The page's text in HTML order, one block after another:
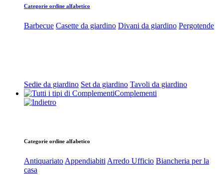
Categorie ordine alfabetico
Barbecue Casette da giardino Divani da giardino Pergotende
Sedie da giardino Set da giardino Tavoli da giardino
Complementi
Categorie ordine alfabetico
Antiquariato Appendiabiti Arredo Ufficio Biancheria per la
casa